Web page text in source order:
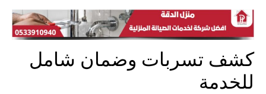
كشف تسربات وضمان شامل
للخدمة